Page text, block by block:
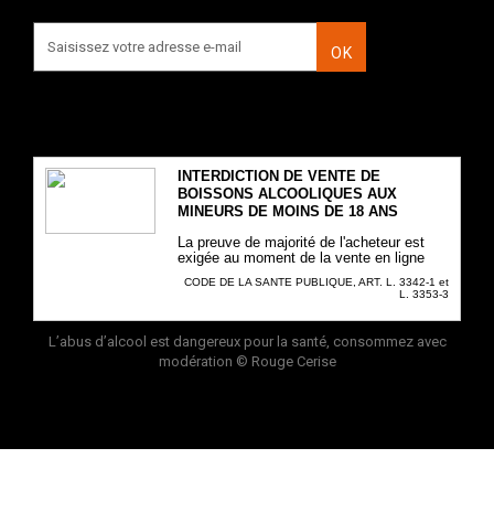
OK
INTERDICTION DE VENTE DE
BOISSONS ALCOOLIQUES AUX
MINEURS DE MOINS DE 18 ANS
La preuve de majorité de l'acheteur est
exigée au moment de la vente en ligne
CODE DE LA SANTE PUBLIQUE, ART. L. 3342-1 et
L. 3353-3
L’abus d’alcool est dangereux pour la santé, consommez avec
modération © Rouge Cerise